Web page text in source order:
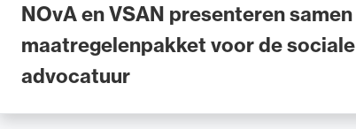
NOvA en VSAN presenteren samen
maatregelenpakket voor de sociale
advocatuur